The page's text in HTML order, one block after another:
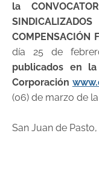
la
COMPENSACIÓN
día 25 de
publicados en
Corporación
(06) de marzo de
San Juan de